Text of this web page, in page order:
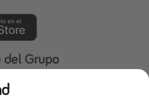
del Grupo